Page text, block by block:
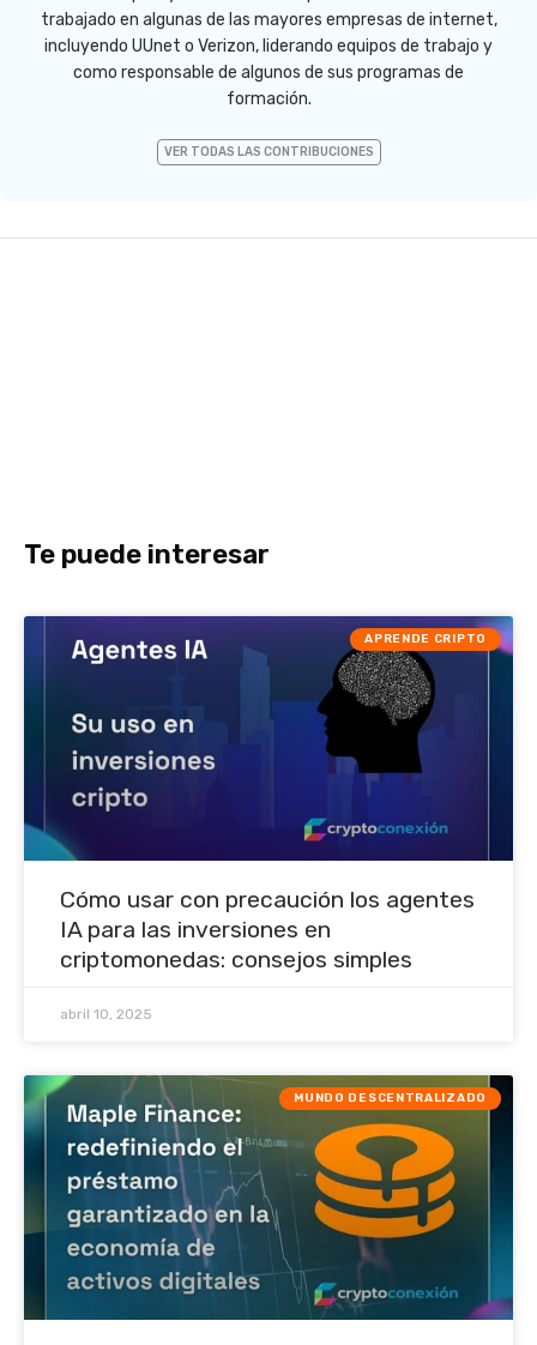
trabajado en algunas de las mayores empresas de internet,
incluyendo UUnet o Verizon, liderando equipos de trabajo y
como responsable de algunos de sus programas de
formación.
VER TODAS LAS CONTRIBUCIONES
Te puede interesar
APRENDE CRIPTO
Cómo usar con precaución los agentes
IA para las inversiones en
criptomonedas: consejos simples
abril 10, 2025
MUNDO DESCENTRALIZADO